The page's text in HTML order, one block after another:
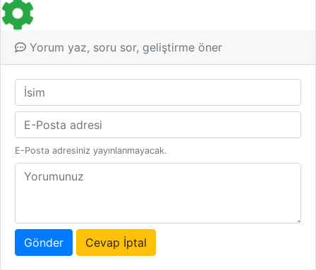
Yorum yaz, soru sor, geliştirme öner
E-Posta adresiniz yayınlanmayacak.
Gönder Cevap İptal